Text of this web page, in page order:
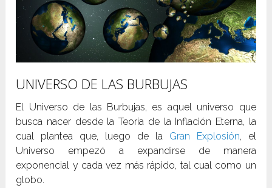
UNIVERSO DE LAS BURBUJAS
El Universo de las Burbujas, es aquel universo que
busca nacer desde la Teoría de la Inflación Eterna, la
cual plantea que, luego de la Gran Explosión, el
Universo empezó a expandirse de manera
exponencial y cada vez más rápido, tal cual como un
globo.